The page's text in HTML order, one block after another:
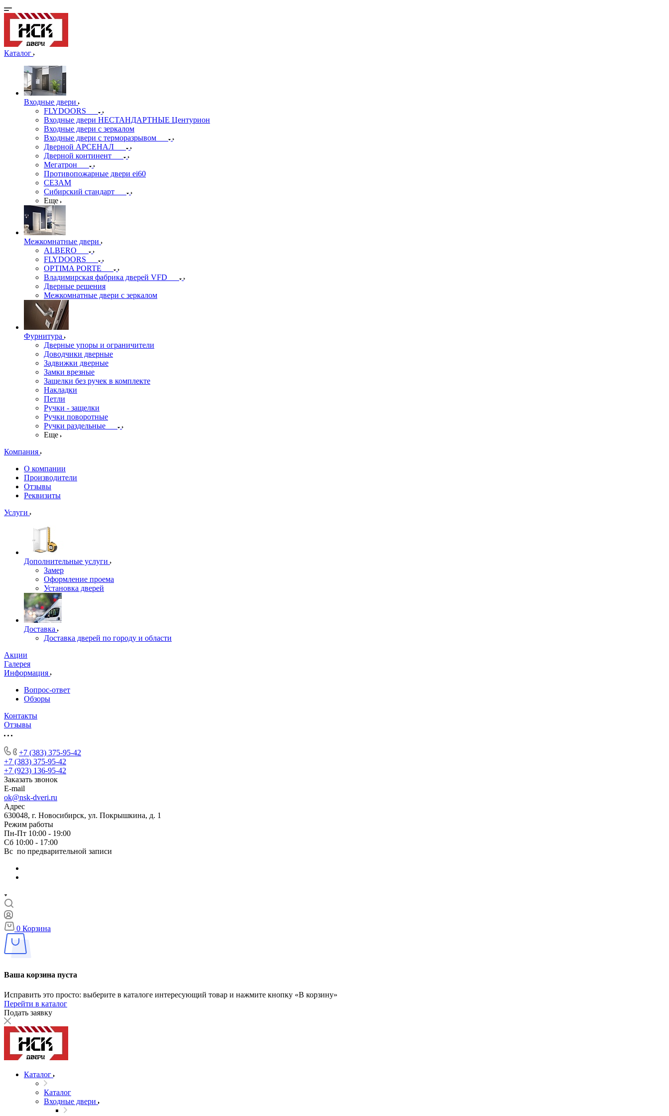
Каталог
Входные двери
FLYDOORS
Входные двери НЕСТАНДАРТНЫЕ Центурион
Входные двери с зеркалом
Входные двери с терморазрывом
Дверной АРСЕНАЛ
Дверной континент
Мегатрон
Противопожарные двери ei60
СЕЗАМ
Сибирский стандарт
Еще
Межкомнатные двери
ALBERO
FLYDOORS
OPTIMA PORTE
Владимирская фабрика дверей VFD
Дверные решения
Межкомнатные двери c зеркалом
Фурнитура
Дверные упоры и ограничители
Доводчики дверные
Задвижки дверные
Замки врезные
Защелки без ручек в комплекте
Накладки
Петли
Ручки - защелки
Ручки поворотные
Ручки раздельные
Еще
Компания
О компании
Производители
Отзывы
Реквизиты
Услуги
Дополнительные услуги
Замер
Оформление проема
Установка дверей
Доставка
Доставка дверей по городу и области
Акции
Галерея
Информация
Вопрос-ответ
Обзоры
Контакты
Отзывы
+7 (383) 375-95-42
+7 (383) 375-95-42
+7 (923) 136-95-42
Заказать звонок
E-mail
ok@nsk-dveri.ru
Адрес
630048, г. Новосибирск, ул. Покрышкина, д. 1
Режим работы
Пн-Пт 10:00 - 19:00
Сб 10:00 - 17:00
Вс по предварительной записи
0 Корзина
Ваша корзина пуста
Исправить это просто: выберите в каталоге интересующий товар и нажмите кнопку «В корзину»
Перейти в каталог
Подать заявку
Каталог
Каталог
Входные двери